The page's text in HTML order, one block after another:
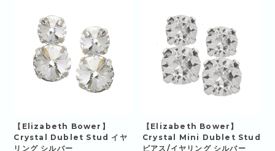
【Elizabeth Bower】
Crystal Dublet Stud イヤ
リング シルバー
【Elizabeth Bower】
Crystal Mini Dublet Stud
ピアス/イヤリング シルバー